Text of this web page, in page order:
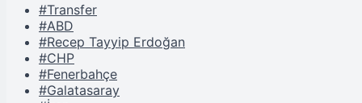
#Transfer
#ABD
#Recep Tayyip Erdoğan
#CHP
#Fenerbahçe
#Galatasaray